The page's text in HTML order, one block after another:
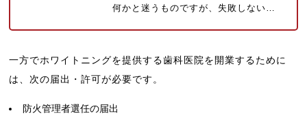
何かと迷うものですが、失敗しない…
一方でホワイトニングを提供する歯科医院を開業するために
は、次の届出・許可が必要です。
防火管理者選任の届出